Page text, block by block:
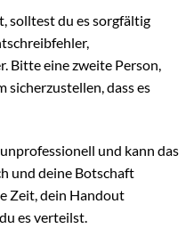
solltest du es sorgfältig
Bitte eine zweite Person,
sicherzustellen, dass es
und kann das
und deine Botschaft
Zeit, dein Handout
es verteilst.